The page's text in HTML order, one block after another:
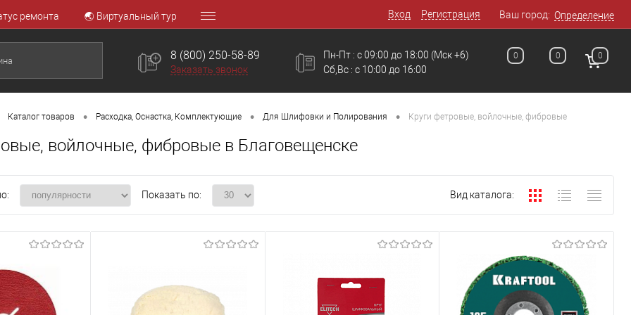
ремонта 🌏 Виртуальный тур Вход Регистрация Ваш город: Определение
8 (800) 250-58-89
Заказать звонок
Пн-Пт : с 09:00 до 18:00
Сб,Вс : c 10:00 до 16:00
(Мск +6) 0 0 0
Каталог товаров • Расходка, Оснастка, Комплектующие • Для Шлифовки и Полирования • Круги фетровые, войлочные, фибровые
войлочные, фибровые в Благовещенске
Показать по: Вид каталога: